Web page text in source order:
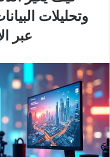
وتحليلات
عبر